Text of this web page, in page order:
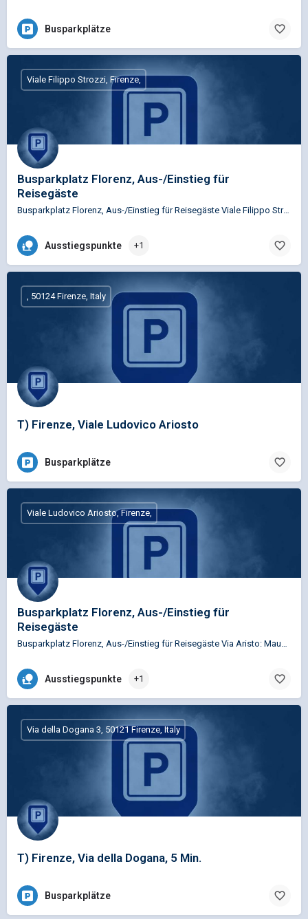
Busparkplätze
Busparkplatz Florenz, Aus-/Einstieg für
Reisegäste
Busparkplatz Florenz, Aus-/Einstieg für Reisegäste Viale Filippo Strozzi: an der zur Eisenbahn liegenden…
Viale Filippo Strozzi, Firenze,
Ausstiegspunkte +1
T) Firenze, Viale Ludovico Ariosto
, 50124 Firenze, Italy
Busparkplätze
Busparkplatz Florenz, Aus-/Einstieg für
Reisegäste
Viale Ludovico Ariosto, Firenze,
Ausstiegspunkte +1
T) Firenze, Via della Dogana, 5 Min.
Via della Dogana 3, 50121 Firenze, Italy
Busparkplätze